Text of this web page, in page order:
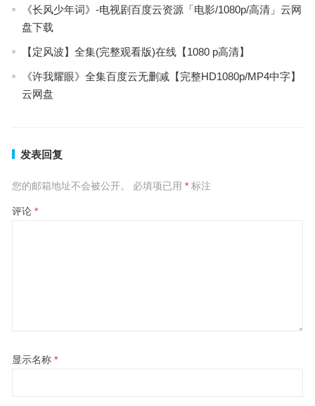
《长风少年词》-电视剧百度云资源「电影/1080p/高清」云网
盘下载
【定风波】全集(完整观看版)在线【1080 p高清】
《许我耀眼》全集百度云无删减【完整HD1080p/MP4中字】
云网盘
发表回复
您的邮箱地址不会被公开。 必填项已用 *标注
评论 *
显示名称 *